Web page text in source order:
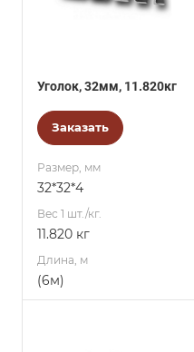
Уголок, 32мм, 11.820кг
Заказать
Размер, мм
32*32*4
Вес 1 шт./кг.
11.820 кг
Длина, м
(6м)